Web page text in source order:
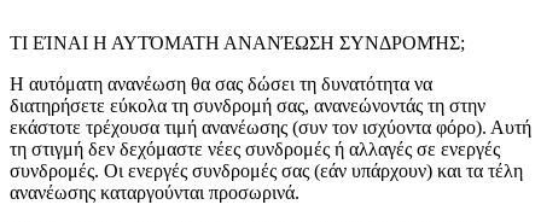
ΤΙ ΕΊΝΑΙ Η ΑΥΤΌΜΑΤΗ ΑΝΑΝΈΩΣΗ ΣΥΝΔΡΟΜΉΣ;
Η αυτόματη ανανέωση θα σας δώσει τη δυνατότητα να
διατηρήσετε εύκολα τη συνδρομή σας, ανανεώνοντάς τη στην
εκάστοτε τρέχουσα τιμή ανανέωσης (συν τον ισχύοντα φόρο). Αυτή
τη στιγμή δεν δεχόμαστε νέες συνδρομές ή αλλαγές σε ενεργές
συνδρομές. Οι ενεργές συνδρομές σας (εάν υπάρχουν) και τα τέλη
ανανέωσης καταργούνται προσωρινά.